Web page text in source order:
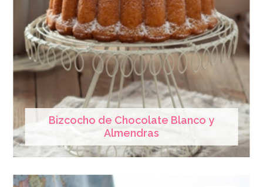
Bizcocho de Chocolate Blanco y
Almendras